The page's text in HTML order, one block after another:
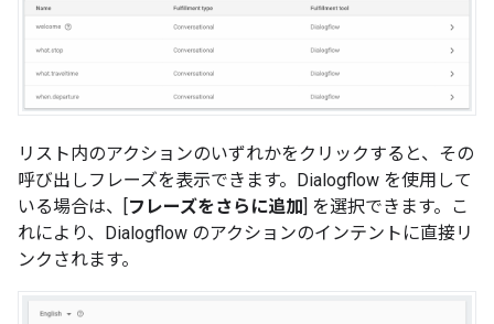
リスト内のアクションのいずれかをクリックすると、その
呼び出しフレーズを表示できます。Dialogflow を使用して
いる場合は、[フレーズをさらに追加] を選択できます。こ
れにより、Dialogflow のアクションのインテントに直接リ
ンクされます。